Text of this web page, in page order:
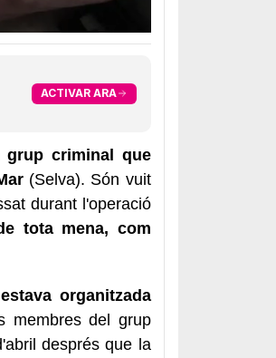
ACTIVAR ARA
grup criminal que
(Selva). Són vuit
durant l'operació
tota mena, com
organitzada
membres del grup
després que la